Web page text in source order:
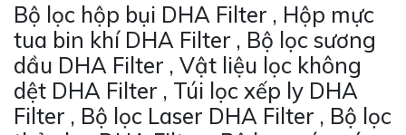
Bộ lọc hộp bụi DHA Filter , Hộp mực
tua bin khí DHA Filter , Bộ lọc sương
dầu DHA Filter , Vật liệu lọc không
dệt DHA Filter , Túi lọc xếp ly DHA
Filter , Bộ lọc Laser DHA Filter , Bộ lọc